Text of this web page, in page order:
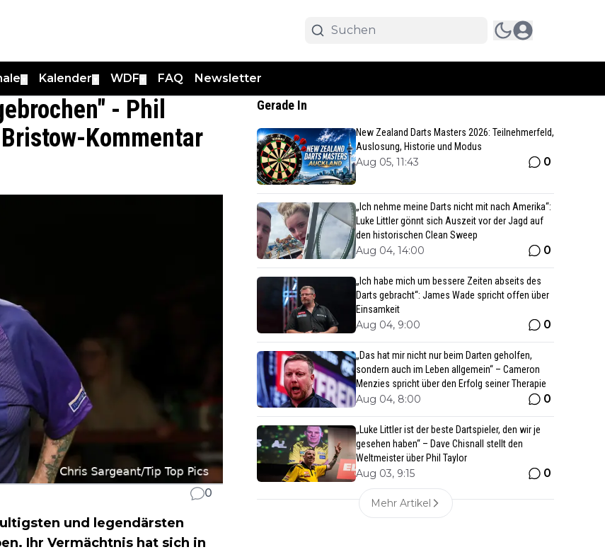
Kalender WDF FAQ Newsletter
- Phil
Kommentar
0
und legendärsten
Ihr Vermächtnis hat sich in
Gerade In
New Zealand Darts Masters 2026: Teilnehmerfeld,
Auslosung, Historie und Modus
Aug 05, 11:43 0
„Ich nehme meine Darts nicht mit nach Amerika“:
Luke Littler gönnt sich Auszeit vor der Jagd auf
den historischen Clean Sweep
Aug 04, 14:00 0
„Ich habe mich um bessere Zeiten abseits des
Darts gebracht“: James Wade spricht offen über
Einsamkeit
Aug 04, 9:00 0
„Das hat mir nicht nur beim Darten geholfen,
sondern auch im Leben allgemein“ – Cameron
Menzies spricht über den Erfolg seiner Therapie
Aug 04, 8:00 0
„Luke Littler ist der beste Dartspieler, den wir je
gesehen haben“ – Dave Chisnall stellt den
Weltmeister über Phil Taylor
Aug 03, 9:15 0
Mehr Artikel